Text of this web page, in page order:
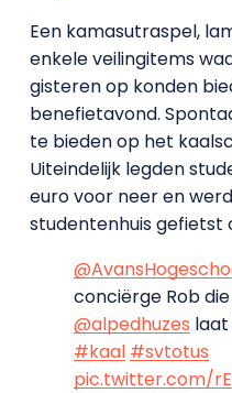
Een kamasutraspel,
enkele veilingitems
gisteren op konden
benefietavond.
te bieden op het
Uiteindelijk legden
euro voor neer en
studentenhuis gefietst
conciërge Rob
@alpedhuzes laat
#kaal #svtotus
pic.twitter.com/